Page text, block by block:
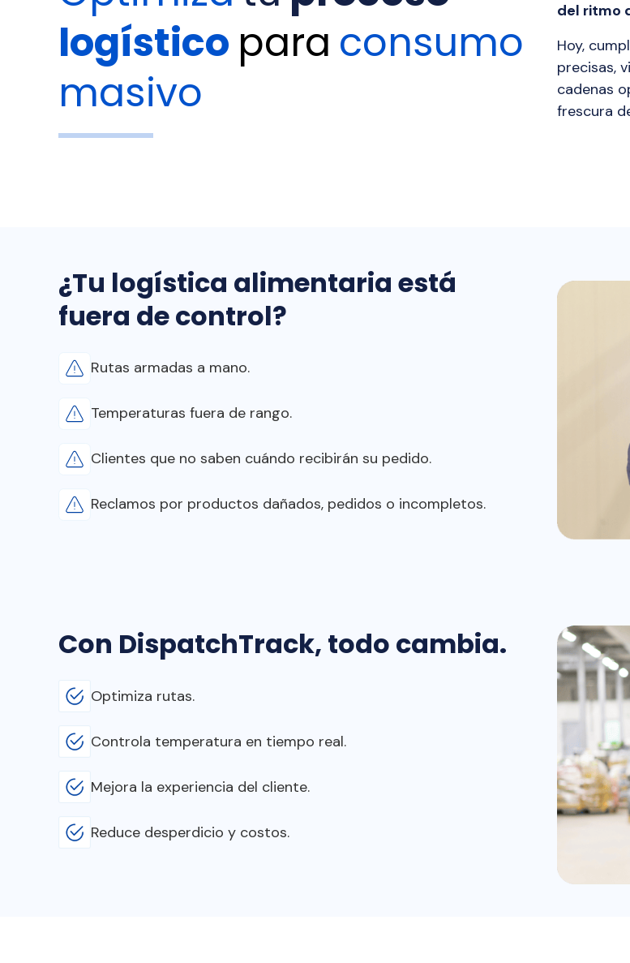
logístico para consumo
masivo
del ritmo
Hoy,
precisas,
cadenas
frescura
¿Tu logística alimentaria está
fuera de control?
Rutas armadas a mano.
Temperaturas fuera de rango.
Clientes que no saben cuándo recibirán su pedido.
Reclamos por productos dañados, pedidos o incompletos.
Con DispatchTrack, todo cambia.
Optimiza rutas.
Controla temperatura en tiempo real.
Mejora la experiencia del cliente.
Reduce desperdicio y costos.